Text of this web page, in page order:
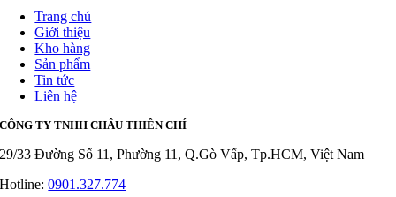
Trang chủ
Giới thiệu
Kho hàng
Sản phẩm
Tin tức
Liên hệ
CÔNG TY TNHH CHÂU THIÊN CHÍ
29/33 Đường Số 11, Phường 11, Q.Gò Vấp, Tp.HCM, Việt Nam
Hotline:0901.327.774